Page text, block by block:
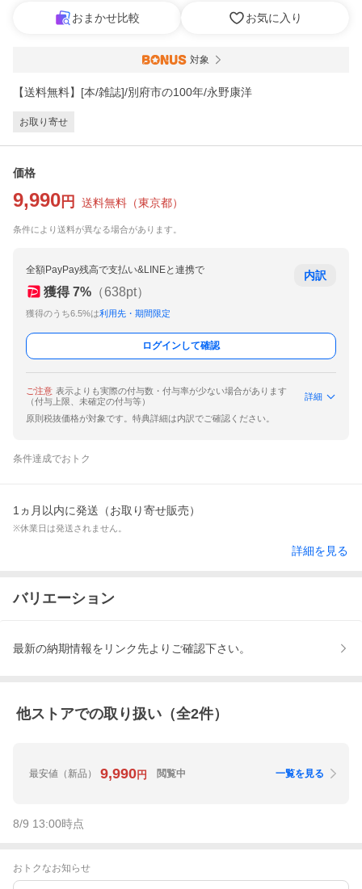
おまかせ比較 お気に入り
対象
【送料無料】[本/雑誌]/別府市の100年/永野康洋
お取り寄せ
価格
9,990 円 送料無料 （東京都）
条件により送料が異なる場合があります。
全額PayPay残高で支払い&LINEと連携で
獲得 7% （638pt）
獲得のうち6.5%は利用先・期間限定
内訳
ログインして確認
ご注意 表示よりも実際の付与数・付与率が少ない場合があります
（付与上限、未確定の付与等）
詳細
原則税抜価格が対象です。特典詳細は内訳でご確認ください。
条件達成でおトク
1ヵ月以内に発送（お取り寄せ販売）
※休業日は発送されません。
詳細を見る
バリエーション
最新の納期情報をリンク先よりご確認下さい。
他ストアでの取り扱い（全2件）
最安値 （新品） 9,990円 閲覧中 一覧を見る
8/9 13:00時点
おトクなお知らせ